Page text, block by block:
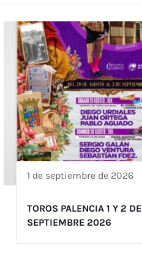
1 de septiembre de 2026
TOROS PALENCIA 1 Y 2 DE
SEPTIEMBRE 2026